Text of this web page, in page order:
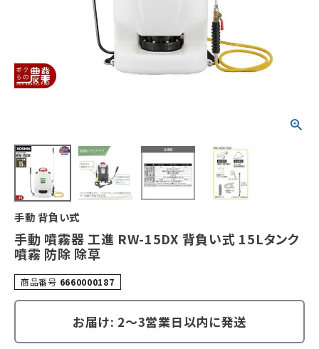
手動 背負い式
手動 噴霧器 工進 RW-15DX 背負い式 15Lタンク
噴霧 防除 除草
商品番号 6660000187
お届け: 2～3営業日以内に発送